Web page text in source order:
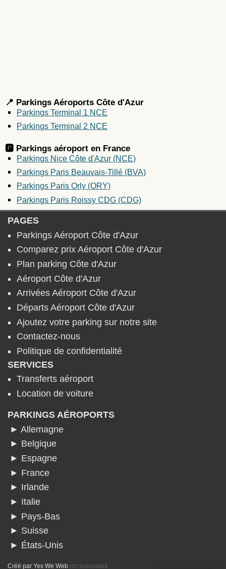
📍 Parkings Aéroports Côte d'Azur
Parkings Terminal 1 NCE
Parkings Terminal 2 NCE
🅿️ Parkings aéroport en France
Parkings Nice Côte d'Azur (NCE)
Parkings Paris Beauvais-Tillé (BVA)
Parkings Paris Orly (ORY)
Parkings Paris Roissy CDG (CDG)
PAGES
Parkings Aéroport Côte d'Azur
Comparez prix Aéroport Côte d'Azur
Plan parking Côte d'Azur
Aéroport Côte d'Azur
Arrivées Aéroport Côte d'Azur
Départs Aéroport Côte d'Azur
Ajoutez votre parking sur notre site
Contactez-nous
Politique de confidentialité
SERVICES
Transferts aéroport
Location de voiture
PARKINGS AÉROPORTS
► Allemagne
► Belgique
► Espagne
► France
► Irlande
► Italie
► Pays-Bas
► Suisse
► États-Unis
Créé parYes We Web IT07818100963